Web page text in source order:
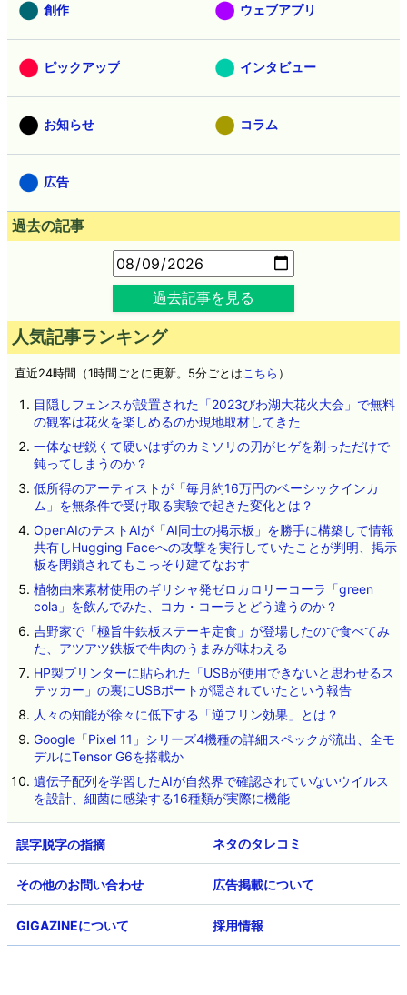
創作 ウェブアプリ
ピックアップ インタビュー
お知らせ コラム
広告
過去の記事
過去記事を見る
人気記事ランキング
直近24時間（1時間ごとに更新。5分ごとは こちら ）
目隠しフェンスが設置された「2023びわ湖大花火大会」で無料
の観客は花火を楽しめるのか現地取材してきた
一体なぜ鋭くて硬いはずのカミソリの刃がヒゲを剃っただけで
鈍ってしまうのか？
低所得のアーティストが「毎月約16万円のベーシックインカ
ム」を無条件で受け取る実験で起きた変化とは？
OpenAIのテストAIが「AI同士の掲示板」を勝手に構築して情報
共有しHugging Faceへの攻撃を実行していたことが判明、掲示
板を閉鎖されてもこっそり建てなおす
植物由来素材使用のギリシャ発ゼロカロリーコーラ「green
cola」を飲んでみた、コカ・コーラとどう違うのか？
吉野家で「極旨牛鉄板ステーキ定食」が登場したので食べてみ
た、アツアツ鉄板で牛肉のうまみが味わえる
HP製プリンターに貼られた「USBが使用できないと思わせるス
テッカー」の裏にUSBポートが隠されていたという報告
人々の知能が徐々に低下する「逆フリン効果」とは？
Google「Pixel 11」シリーズ4機種の詳細スペックが流出、全モ
デルにTensor G6を搭載か
遺伝子配列を学習したAIが自然界で確認されていないウイルス
を設計、細菌に感染する16種類が実際に機能
ネタのタレコミ
その他のお問い合わせ 広告掲載について
GIGAZINEについて 採用情報